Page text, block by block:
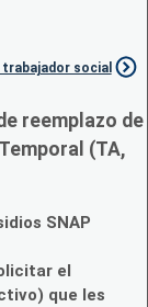
social
reemplazo de
(TA,
SNAP
el
que les